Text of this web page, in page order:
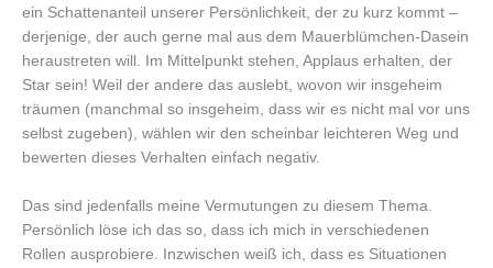
ein Schattenanteil unserer Persönlichkeit, der zu kurz kommt –
derjenige, der auch gerne mal aus dem Mauerblümchen-Dasein
heraustreten will. Im Mittelpunkt stehen, Applaus erhalten, der
Star sein! Weil der andere das auslebt, wovon wir insgeheim
träumen (manchmal so insgeheim, dass wir es nicht mal vor uns
selbst zugeben), wählen wir den scheinbar leichteren Weg und
bewerten dieses Verhalten einfach negativ.
Das sind jedenfalls meine Vermutungen zu diesem Thema.
Persönlich löse ich das so, dass ich mich in verschiedenen
Rollen ausprobiere. Inzwischen weiß ich, dass es Situationen